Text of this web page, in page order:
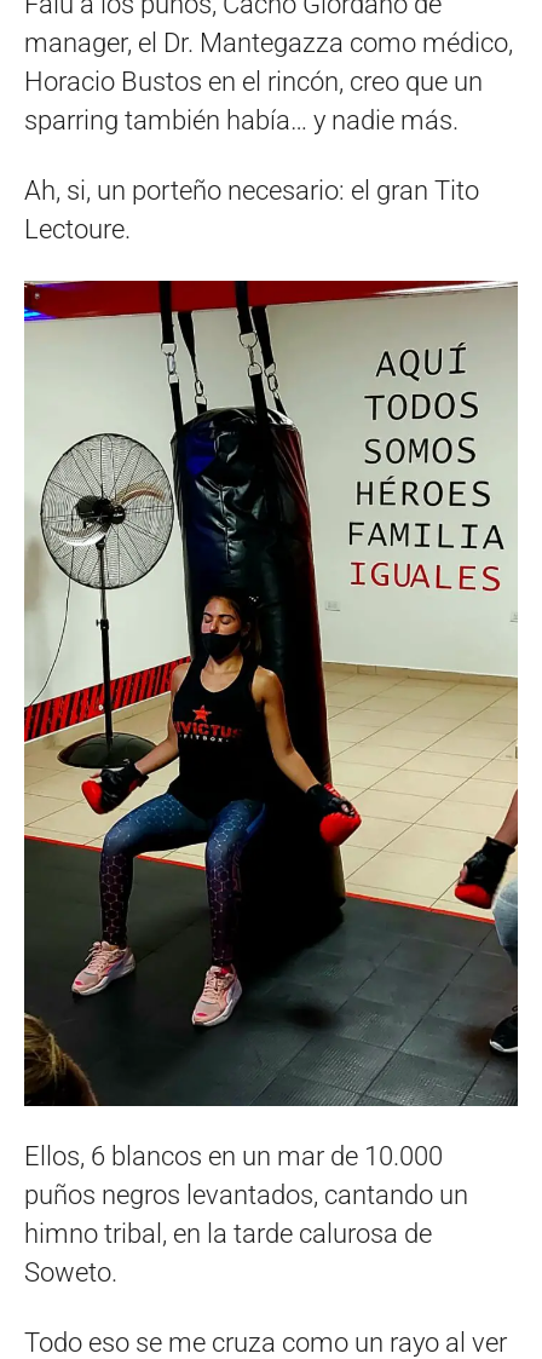
manager, el Dr. Mantegazza como médico,
Horacio Bustos en el rincón, creo que un
sparring también había… y nadie más.
Ah, si, un porteño necesario: el gran Tito
Lectoure.
Ellos, 6 blancos en un mar de 10.000
puños negros levantados, cantando un
himno tribal, en la tarde calurosa de
Soweto.
Todo eso se me cruza como un rayo al ver